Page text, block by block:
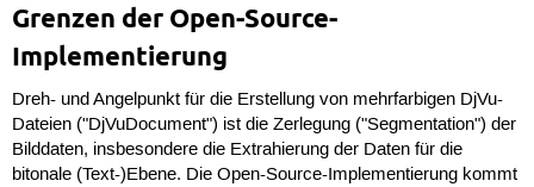
Grenzen der Open-Source-
Implementierung
Dreh- und Angelpunkt für die Erstellung von mehrfarbigen DjVu-
Dateien ("DjVuDocument") ist die Zerlegung ("Segmentation") der
Bilddaten, insbesondere die Extrahierung der Daten für die
bitonale (Text-)Ebene. Die Open-Source-Implementierung kommt